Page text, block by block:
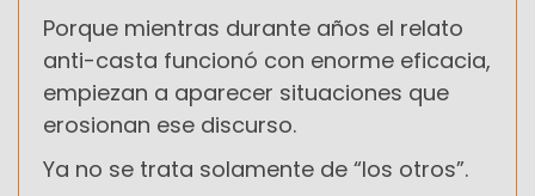
Porque mientras durante años el relato
anti-casta funcionó con enorme eficacia,
empiezan a aparecer situaciones que
erosionan ese discurso.
Ya no se trata solamente de “los otros”.